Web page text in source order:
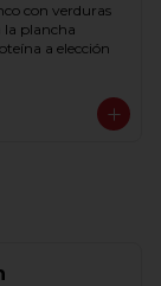
con verduras
la plancha
a elección